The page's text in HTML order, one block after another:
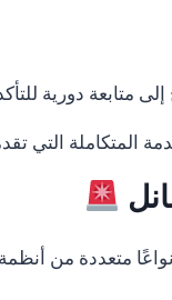
متابعة دورية
المتكاملة التي
متعددة من